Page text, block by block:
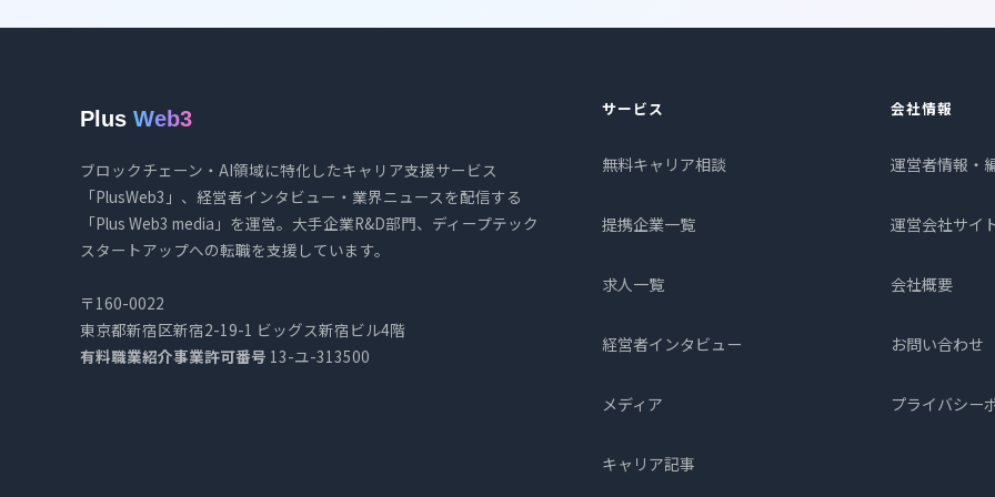
Plus Web3
ブロックチェーン・AI領域に特化したキャリア支援サービス
「PlusWeb3」、経営者インタビュー・業界ニュースを配信する
「Plus Web3 media」を運営。大手企業R&D部門、ディープテック
スタートアップへの転職を支援しています。
〒160-0022
東京都新宿区新宿2-19-1 ビッグス新宿ビル4階
有料職業紹介事業許可番号 13-ユ-313500
サービス
無料キャリア相談
提携企業一覧
求人一覧
経営者インタビュー
メディア
キャリア記事
会社情報
運営者情報・
運営会社サイ
会社概要
お問い合わせ
プライバシー